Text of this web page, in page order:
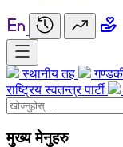
स्थानीय तह
राष्ट्रिय स्वतन्त्र पार्टी
मुख्य मेनुहरु